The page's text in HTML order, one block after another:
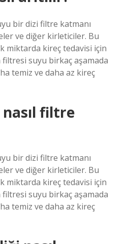
bir dizi filtre katmanı
ve diğer kirleticiler. Bu
miktarda kireç tedavisi için
suyu birkaç aşamada
temiz ve daha az kireç
filtre
bir dizi filtre katmanı
ve diğer kirleticiler. Bu
miktarda kireç tedavisi için
suyu birkaç aşamada
temiz ve daha az kireç